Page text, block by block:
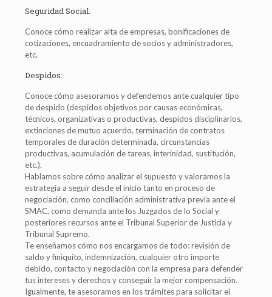
Seguridad Social:
Conoce cómo realizar alta de empresas, bonificaciones de
cotizaciones, encuadramiento de socios y administradores,
etc.
Despidos:
Conoce cómo asesoramos y defendemos ante cualquier tipo
de despido (despidos objetivos por causas económicas,
técnicos, organizativas o productivas, despidos disciplinarios,
extinciones de mutuo acuerdo, terminación de contratos
temporales de duración determinada, circunstancias
productivas, acumulación de tareas, interinidad, sustitución,
etc.).
Hablamos sobre cómo analizar el supuesto y valoramos la
estrategia a seguir desde el inicio tanto en proceso de
negociación, como conciliación administrativa previa ante el
SMAC, como demanda ante los Juzgados de lo Social y
posteriores recursos ante el Tribunal Superior de Justicia y
Tribunal Supremo.
Te enseñamos cómo nos encargamos de todo: revisión de
saldo y finiquito, indemnización, cualquier otro importe
debido, contacto y negociación con la empresa para defender
tus intereses y derechos y conseguir la mejor compensación.
Igualmente, te asesoramos en los trámites para solicitar el